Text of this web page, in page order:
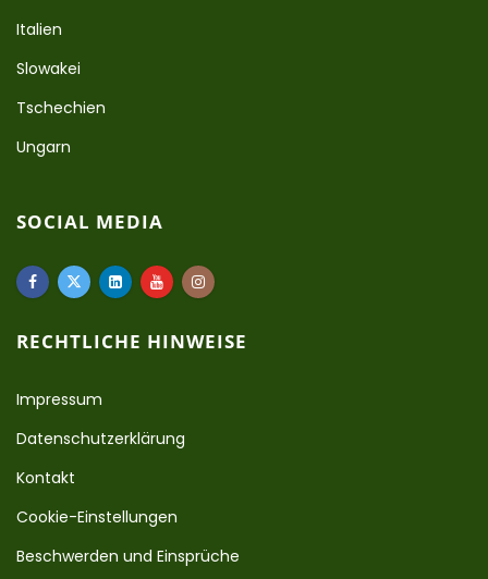
Italien
Slowakei
Tschechien
Ungarn
SOCIAL MEDIA
RECHTLICHE HINWEISE
Impressum
Datenschutzerklärung
Kontakt
Cookie-Einstellungen
Beschwerden und Einsprüche